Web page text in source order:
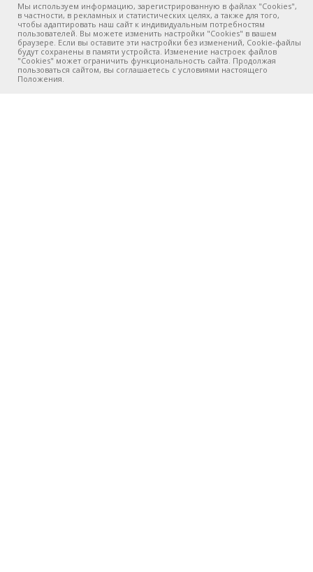
Мы используем информацию, зарегистрированную в файлах "Cookies",
в частности, в рекламных и статистических целях, а также для того,
чтобы адаптировать наш сайт к индивидуальным потребностям
пользователей. Вы можете изменить настройки "Cookies" в вашем
браузере. Если вы оставите эти настройки без изменений, Cookie-файлы
будут сохранены в памяти устройста. Изменение настроек файлов
"Cookies" может ограничить функциональность сайта. Продолжая
пользоваться сайтом, вы соглашаетесь с условиями настоящего
Положения.